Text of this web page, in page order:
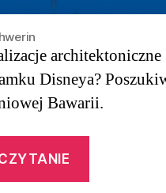
architektoniczne
Disneya?
Bawarii.